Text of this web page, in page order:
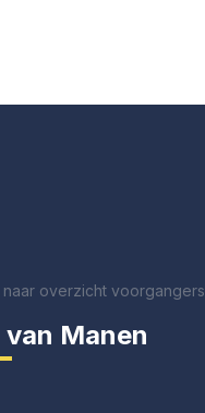
naar overzicht voorgangers
van Manen